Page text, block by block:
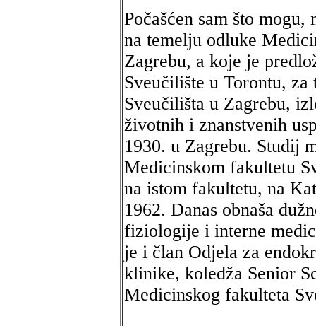
Počašćen sam što
na temelju odluke
Zagrebu, a koje je
Sveučilište u Torontu,
Sveučilišta u Zagrebu,
životnih i znanstvenih
1930. u Zagrebu. Studij
Medicinskom fakultetu
na istom fakultetu, na
1962. Danas obnaša
fiziologije i interne
je i član Odjela za
klinike, koledža Senior
Medicinskog fakulteta